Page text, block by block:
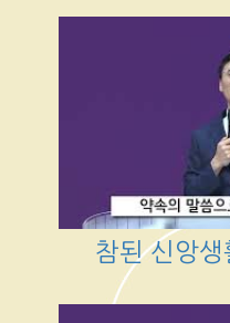
참된 신앙